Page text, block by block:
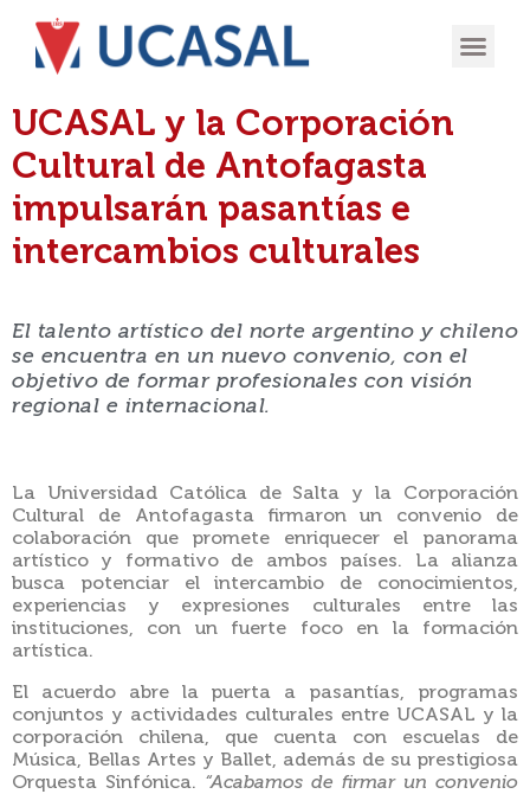
UCASAL y la Corporación
Cultural de Antofagasta
impulsarán pasantías e
intercambios culturales
El talento artístico del norte argentino y chileno
se encuentra en un nuevo convenio, con el
objetivo de formar profesionales con visión
regional e internacional.
La Universidad Católica de Salta y la Corporación
Cultural de Antofagasta firmaron un convenio de
colaboración que promete enriquecer el panorama
artístico y formativo de ambos países. La alianza
busca potenciar el intercambio de conocimientos,
experiencias y expresiones culturales entre las
instituciones, con un fuerte foco en la formación
artística.
El acuerdo abre la puerta a pasantías, programas
conjuntos y actividades culturales entre UCASAL y la
corporación chilena, que cuenta con escuelas de
Música, Bellas Artes y Ballet, además de su prestigiosa
Orquesta Sinfónica. “Acabamos de firmar un convenio